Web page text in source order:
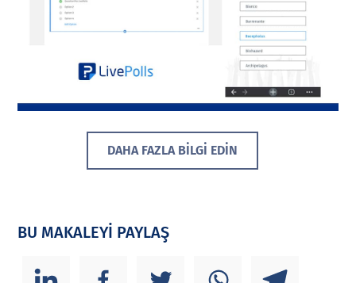
DAHA FAZLA BİLGİ EDİN
BU MAKALEYİ PAYLAŞ